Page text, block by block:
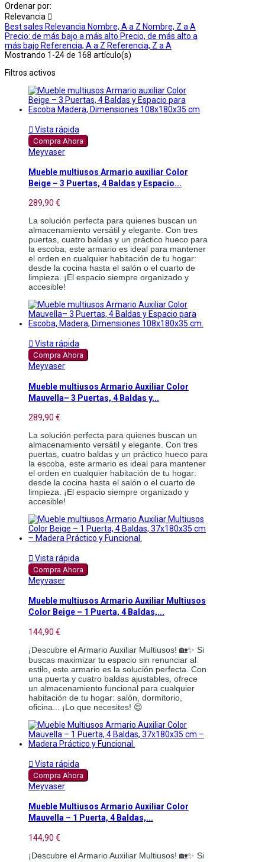
Ordenar por:
Relevancia 
Best sales Relevancia Nombre, A a Z Nombre, Z a A
Precio: de más bajo a más alto Precio, de más alto a
más bajo Referencia, A a Z Referencia, Z a A
Mostrando 1-24 de 168 artículo(s)
Filtros activos
 Vista rápida
Compra Ahora
Meyvaser
Mueble multiusos Armario auxiliar Color
Beige – 3 Puertas, 4 Baldas y Espacio...
289,90 €
La solución perfecta para quienes buscan un
almacenamiento versátil y elegante. Con tres
puertas, cuatro baldas y un práctico hueco para
la escoba, este armario es ideal para mantener
el orden en cualquier habitación de tu hogar:
desde la cocina hasta el salón o el cuarto de
limpieza. ¡El espacio siempre organizado y
accesible!
 Vista rápida
Compra Ahora
Meyvaser
Mueble multiusos Armario Auxiliar Color
Mauvella– 3 Puertas, 4 Baldas y...
289,90 €
La solución perfecta para quienes buscan un
almacenamiento versátil y elegante. Con tres
puertas, cuatro baldas y un práctico hueco para
la escoba, este armario es ideal para mantener
el orden en cualquier habitación de tu hogar:
desde la cocina hasta el salón o el cuarto de
limpieza. ¡El espacio siempre organizado y
accesible!
 Vista rápida
Compra Ahora
Meyvaser
Mueble multiusos Armario Auxiliar Multiusos
Color Beige – 1 Puerta, 4 Baldas,...
144,90 €
¡Descubre el Armario Auxiliar Multiusos! 🏡✨ Si
buscas maximizar tu espacio sin renunciar al
estilo, este armario es la solución perfecta. Con
una puerta y cuatro baldas ajustables, ofrece
un almacenamiento funcional para cualquier
habitación de tu hogar: salón, dormitorio,
oficina... ¡Lo que necesites! 😌
 Vista rápida
Compra Ahora
Meyvaser
Mueble Multiusos Armario Auxiliar Color
Mauvella – 1 Puerta, 4 Baldas,...
144,90 €
¡Descubre el Armario Auxiliar Multiusos! 🏡✨ Si